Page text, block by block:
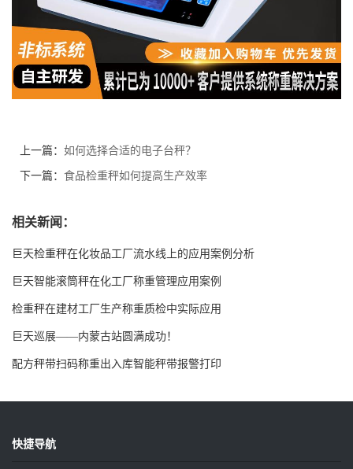
上一篇： 如何选择合适的电子台秤？
下一篇： 食品检重秤如何提高生产效率
相关新闻：
巨天检重秤在化妆品工厂流水线上的应用案例分析
巨天智能滚筒秤在化工厂称重管理应用案例
检重秤在建材工厂生产称重质检中实际应用
巨天巡展——内蒙古站圆满成功！
配方秤带扫码称重出入库智能秤带报警打印
快捷导航